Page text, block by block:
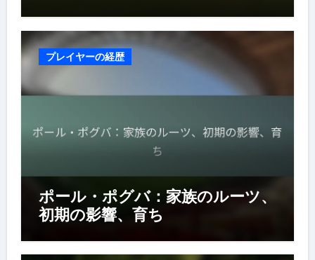
プレイヤーの経歴
ポール・ポグバ：家族のルーツ、
初期の影響、育ち